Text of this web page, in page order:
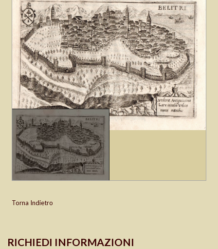
Torna Indietro
RICHIEDI INFORMAZIONI